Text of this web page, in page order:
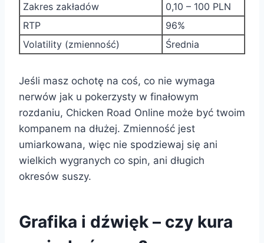
Zakres zakładów
0,10 – 100 PLN
RTP
96%
Volatility (zmienność)
Średnia
Jeśli masz ochotę na coś, co nie wymaga
nerwów jak u pokerzysty w finałowym
rozdaniu, Chicken Road Online może być twoim
kompanem na dłużej. Zmienność jest
umiarkowana, więc nie spodziewaj się ani
wielkich wygranych co spin, ani długich
okresów suszy.
Grafika i dźwięk – czy kura